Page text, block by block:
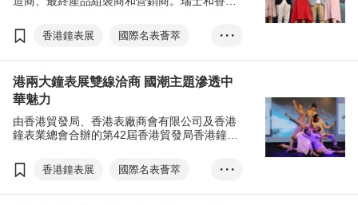
造商慕名而來，開拓商機。
香港鐘表展
國際名表薈萃
國潮
展覽+
EXHIBITION+
商對易
Click2Match
Scan2Match
亞洲鐘表研討會
CENTRESTAGE
• • •
港兩大鐘表展雙線洽商 國潮主題滲透中
華魅力
由香港貿發局、香港表廠商會有限公司及香港
鐘表業總會合辦的第42屆香港貿發局香港鐘表
700家來自17個國家及地區的展商，以線上線
下展覽模式開創商機。
香港鐘表展
國際名表薈萃
國潮
張淑芬
展覽+
• • •